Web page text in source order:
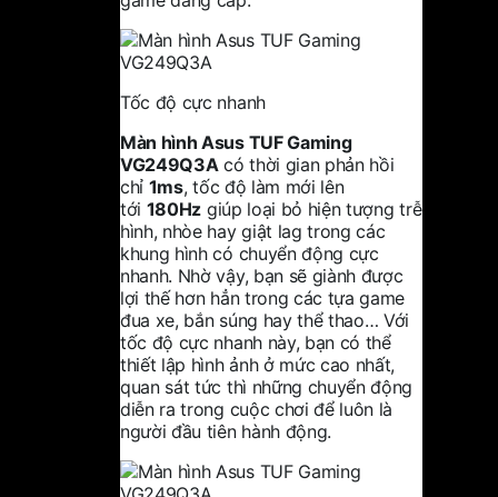
Tốc độ cực nhanh
Màn hình Asus TUF Gaming
VG249Q3A có thời gian phản hồi
chỉ 1ms, tốc độ làm mới lên
tới 180Hz giúp loại bỏ hiện tượng trễ
hình, nhòe hay giật lag trong các
khung hình có chuyển động cực
nhanh. Nhờ vậy, bạn sẽ giành được
lợi thế hơn hẳn trong các tựa game
đua xe, bắn súng hay thể thao… Với
tốc độ cực nhanh này, bạn có thể
thiết lập hình ảnh ở mức cao nhất,
quan sát tức thì những chuyển động
diễn ra trong cuộc chơi để luôn là
người đầu tiên hành động.